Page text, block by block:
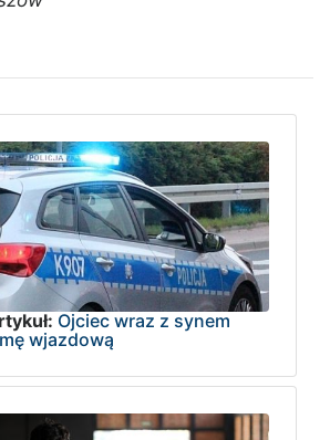
Ojciec wraz z synem
wjazdową